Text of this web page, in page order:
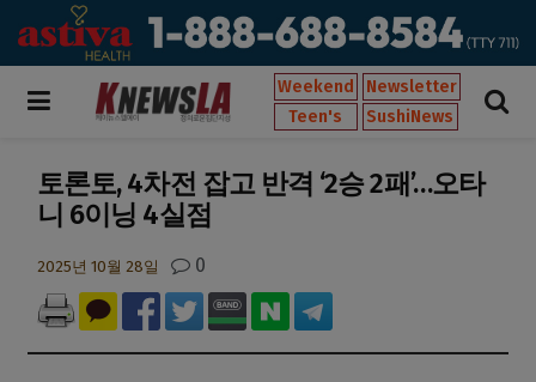
Weekend
Newsletter
Teen's
SushiNews
토론토, 4차전 잡고 반격 ‘2승 2패’…오타
니 6이닝 4실점
2025년 10월 28일 0